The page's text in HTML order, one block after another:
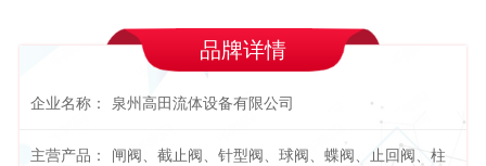
品牌详情
企业名称： 泉州高田流体设备有限公司
主营产品：
闸阀、截止阀、针型阀、球阀、蝶阀、止回阀、柱